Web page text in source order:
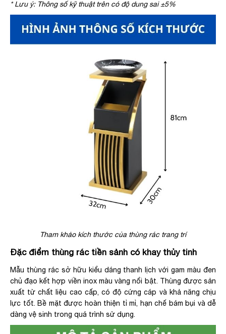
* Lưu ý: Thông số kỹ thuật trên có độ dung sai ±5%
Tham khảo kích thước của thùng rác trang trí
Đặc điểm thùng rác tiền sảnh có khay thủy tinh
Mẫu thùng rác sở hữu kiểu dáng thanh lịch với gam màu đen
chủ đạo kết hợp viền inox màu vàng nổi bật. Thùng được sản
xuất từ chất liệu cao cấp, có độ cứng cáp và khả năng chịu
lực tốt. Bề mặt được hoàn thiện tỉ mỉ, hạn chế bám bụi và dễ
dàng vệ sinh trong quá trình sử dụng.